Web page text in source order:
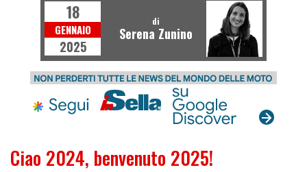
Ciao 2024, benvenuto 2025!
18
GENNAIO
2025
di
Serena Zunino